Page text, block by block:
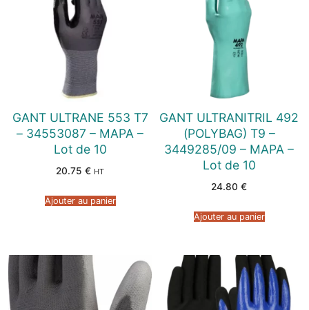
GANT ULTRANE 553 T7
– 34553087 – MAPA –
Lot de 10
20.75 € HT
Ajouter au panier
GANT ULTRANITRIL 492
(POLYBAG) T9 –
3449285/09 – MAPA –
Lot de 10
24.80 €
Ajouter au panier